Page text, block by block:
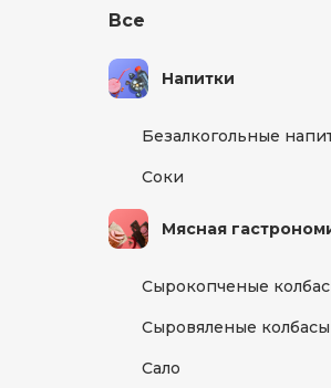
Все
Напитки
Безалкогольные
Соки
Мясная
Сырокопченые
Сыровяленые колбасы
Сало